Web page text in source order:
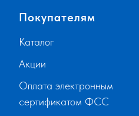
Покупателям
Каталог
Акции
Оплата электронным
сертификатом ФСС